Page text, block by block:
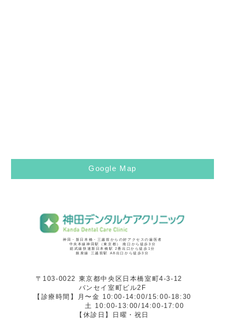
Google Map
神田・新日本橋・三越前からの好アクセスの歯医者
中央本線神田駅（東京都） 南口から徒歩3分
総武線快速新日本橋駅 2番出口から徒歩1分
銀座線 三越前駅 A8出口から徒歩3分
〒103-0022 東京都中央区日本橋室町4-3-12
バンセイ室町ビル2F
【診療時間】月〜金 10:00-14:00/15:00-18:30
土 10:00-13:00/14:00-17:00
【休診日】日曜・祝日